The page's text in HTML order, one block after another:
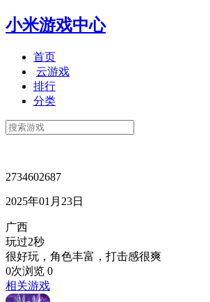
小米游戏中心
首页
云游戏
排行
分类
2734602687
2025年01月23日
广西
玩过2秒
很好玩，角色丰富，打击感很爽
0次浏览 0
相关游戏